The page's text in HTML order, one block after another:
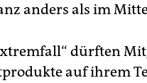
anders als im
dürften
auf ihrem